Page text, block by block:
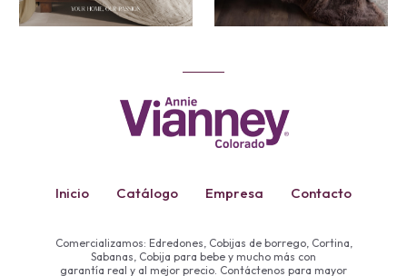
Inicio Catálogo Empresa Contacto
Comercializamos: Edredones, Cobijas de borrego, Cortina,
Sabanas, Cobija para bebe y mucho más con
garantía real y al mejor precio. Contáctenos para mayor